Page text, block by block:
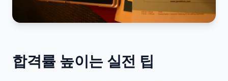
합격률 높이는 실전 팁